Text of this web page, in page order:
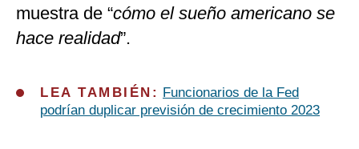
muestra de “cómo el sueño americano se
hace realidad”.
LEA TAMBIÉN:
Funcionarios de la Fed
podrían duplicar previsión de crecimiento 2023